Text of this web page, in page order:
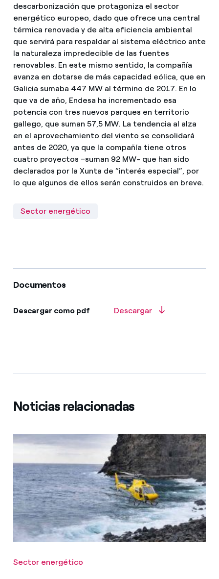
descarbonización que protagoniza el sector
energético europeo, dado que ofrece una central
térmica renovada y de alta eficiencia ambiental
que servirá para respaldar al sistema eléctrico ante
la naturaleza impredecible de las fuentes
renovables. En este mismo sentido, la compañía
avanza en dotarse de más capacidad eólica, que en
Galicia sumaba 447 MW al término de 2017. En lo
que va de año, Endesa ha incrementado esa
potencia con tres nuevos parques en territorio
gallego, que suman 57,5 MW. La tendencia al alza
en el aprovechamiento del viento se consolidará
antes de 2020, ya que la compañía tiene otros
cuatro proyectos –suman 92 MW- que han sido
declarados por la Xunta de “interés especial”, por
lo que algunos de ellos serán construidos en breve.
Sector energético
Documentos
Descargar como pdf Descargar
Noticias relacionadas
Sector energético